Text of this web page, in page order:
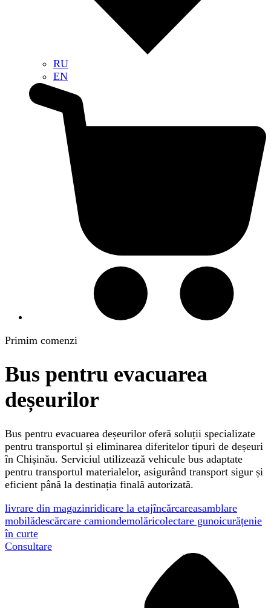
RU
EN
Primim comenzi
Bus pentru evacuarea
deșeurilor
Bus pentru evacuarea deșeurilor oferă soluții specializate
pentru transportul și eliminarea diferitelor tipuri de deșeuri
în Chișinău. Serviciul utilizează vehicule bus adaptate
pentru transportul materialelor, asigurând transport sigur și
eficient până la destinația finală autorizată.
livrare din magazinridicare la etajîncărcareasamblare
mobilădescărcare camiondemolăricolectare gunoicurățenie
în curte
Consultare